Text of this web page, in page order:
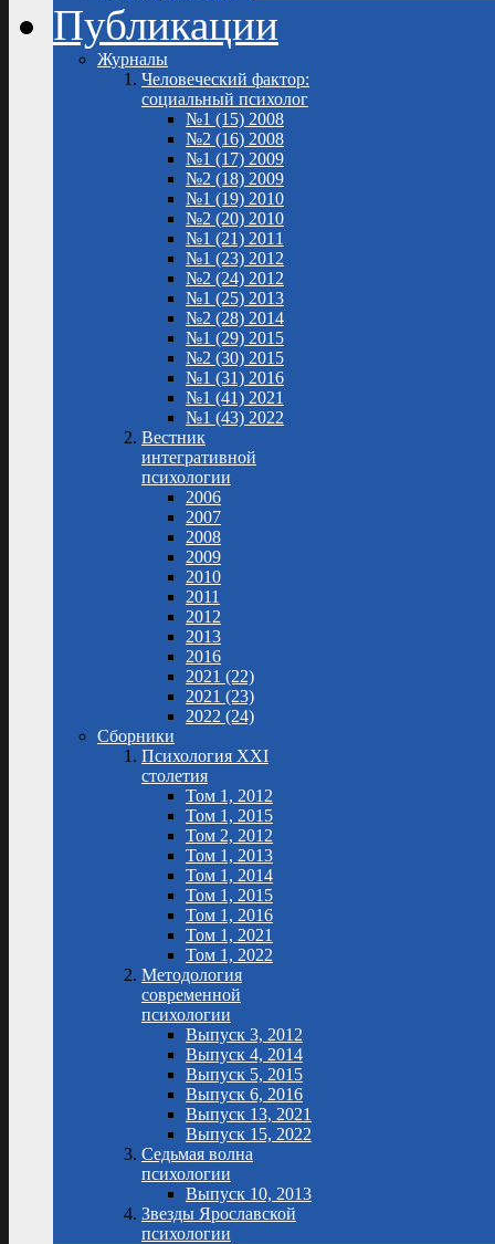
Публикации
Журналы
Человеческий фактор:
социальный психолог
№1 (15) 2008
№2 (16) 2008
№1 (17) 2009
№2 (18) 2009
№1 (19) 2010
№2 (20) 2010
№1 (21) 2011
№1 (23) 2012
№2 (24) 2012
№1 (25) 2013
№2 (28) 2014
№1 (29) 2015
№2 (30) 2015
№1 (31) 2016
№1 (41) 2021
№1 (43) 2022
Вестник
интегративной
психологии
2006
2007
2008
2009
2010
2011
2012
2013
2016
2021 (22)
2021 (23)
2022 (24)
Сборники
Психология XXI
столетия
Том 1, 2012
Том 1, 2015
Том 2, 2012
Том 1, 2013
Том 1, 2014
Том 1, 2015
Том 1, 2016
Том 1, 2021
Том 1, 2022
Методология
современной
психологии
Выпуск 3, 2012
Выпуск 4, 2014
Выпуск 5, 2015
Выпуск 6, 2016
Выпуск 13, 2021
Выпуск 15, 2022
Седьмая волна
психологии
Выпуск 10, 2013
Звезды Ярославской
психологии